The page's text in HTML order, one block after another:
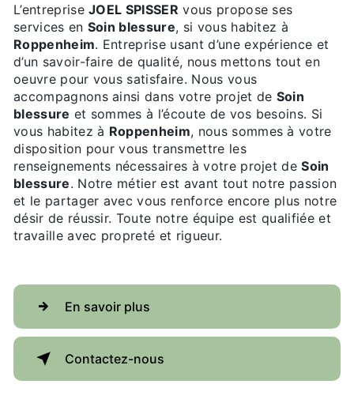
L’entrepriseJOEL SPISSER vous propose ses
services en Soin blessure, si vous habitez à
Roppenheim. Entreprise usant d’une expérience et
d’un savoir-faire de qualité, nous mettons tout en
oeuvre pour vous satisfaire. Nous vous
accompagnons ainsi dans votre projet de Soin
blessure et sommes à l’écoute de vos besoins. Si
vous habitez à Roppenheim, nous sommes à votre
disposition pour vous transmettre les
renseignements nécessaires à votre projet deSoin
blessure. Notre métier est avant tout notre passion
et le partager avec vous renforce encore plus notre
désir de réussir. Toute notre équipe est qualifiée et
travaille avec propreté et rigueur.
En savoir plus
Contactez-nous